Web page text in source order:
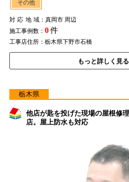
その他
対応地域：真岡市 周辺
施工事例数： 0件
工事店住所：栃木県下野市石橋
もっと詳しく見る
栃木県
他店が匙を投げた現場の屋根修
店。屋上防水も対応